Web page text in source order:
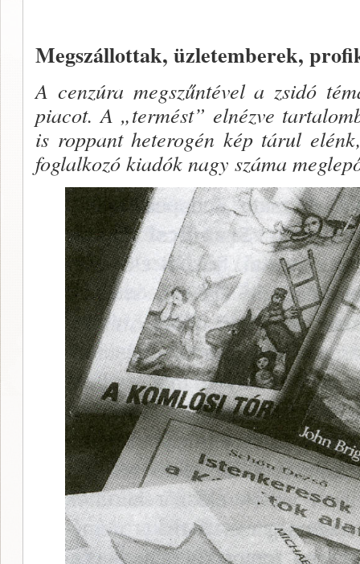
Megszállottak, üzletemberek,
A cenzúra megszűntével a zsidó
piacot. A „termést” elnézve
is roppant heterogén kép tárul
foglalkozó kiadók nagy száma